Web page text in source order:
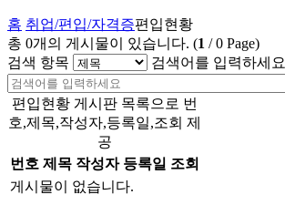
홈 취업/편입/자격증편입현황
총 0개의 게시물이 있습니다. (1 /0 Page)
검색 항목
검색어를 입력하세요
편입현황 게시판 목록으로 번
호,제목,작성자,등록일,조회 제
공
번호 제목 작성자 등록일 조회
게시물이 없습니다.